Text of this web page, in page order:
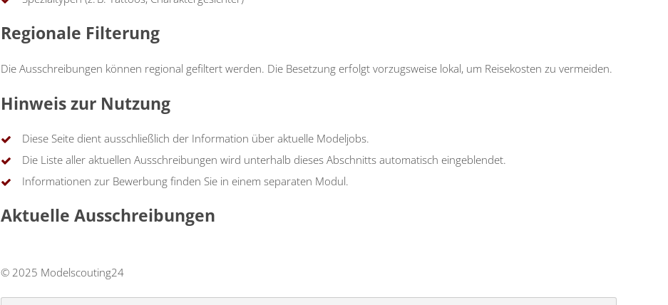
Regionale Filterung
Die Ausschreibungen können regional gefiltert werden. Die Besetzung erfolgt vorzugsweise lokal, um Reisekosten zu vermeiden.
Hinweis zur Nutzung
Diese Seite dient ausschließlich der Information über aktuelle Modeljobs.
Die Liste aller aktuellen Ausschreibungen wird unterhalb dieses Abschnitts automatisch eingeblendet.
Informationen zur Bewerbung finden Sie in einem separaten Modul.
Aktuelle Ausschreibungen
© 2025 Modelscouting24